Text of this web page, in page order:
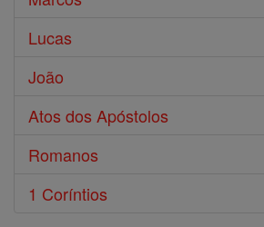
Lucas
João
Atos dos Apóstolos
Romanos
1 Coríntios